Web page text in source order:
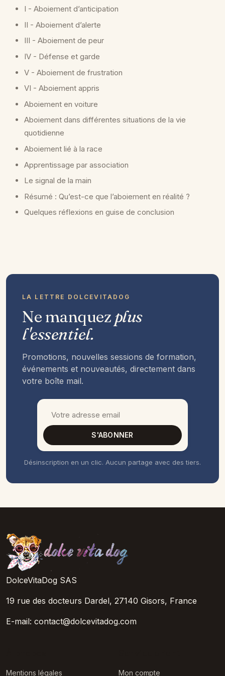
I - Aboiement d’anticipation
II - Aboiement d’alerte
III - Aboiement de peur
IV - Défense et garde
V - Aboiement de frustration
VI - Aboiement appris
Aboiement en voiture
Aboiement dans différentes situations de la vie
quotidienne
Aboiement lié à la race
Apprentissage par association
Le signal de la main
Résumé : Qu’est-ce que l’aboiement en réalité ?
Quelques réflexions en guise de conclusion
LA LETTRE DOLCEVITADOG
Ne manquez plus
l'essentiel.
Promotions, nouvelles sessions de formation,
événements et nouveautés, directement dans
votre boîte mail.
S'ABONNER
Désinscription en un clic. Aucun partage avec des tiers.
DolceVitaDog SAS
19 rue des docteurs Dardel, 27140 Gisors, France
E-mail: contact@dolcevitadog.com
Mentions légales Mon compte